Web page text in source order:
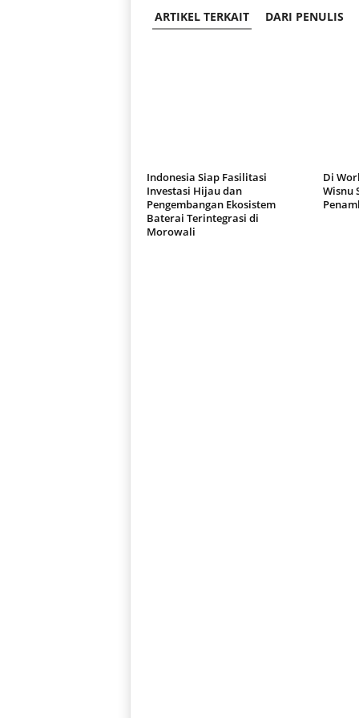
ARTIKEL TERKAIT DARI PENULIS
Indonesia Siap Fasilitasi
Investasi Hijau dan
Pengembangan Ekosistem
Baterai Terintegrasi di
Morowali
Di
Wisnu